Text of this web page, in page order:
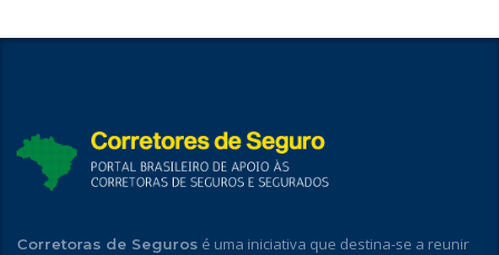
Corretoras de Seguros é uma iniciativa que destina-se a reunir